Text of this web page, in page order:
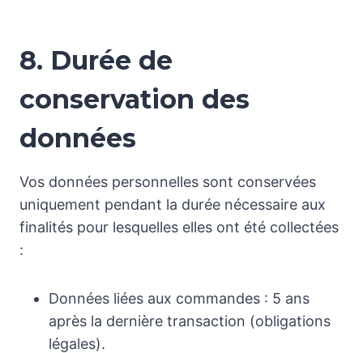
8. Durée de
conservation des
données
Vos données personnelles sont conservées
uniquement pendant la durée nécessaire aux
finalités pour lesquelles elles ont été collectées
:
Données liées aux commandes : 5 ans
après la dernière transaction (obligations
légales).